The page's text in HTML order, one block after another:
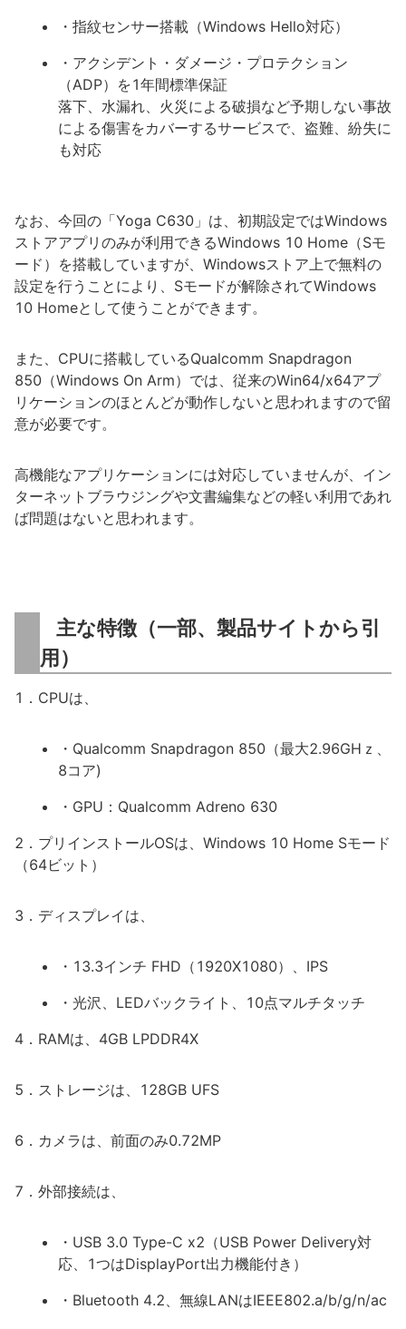
・指紋センサー搭載（Windows Hello対応）
・アクシデント・ダメージ・プロテクション
（ADP）を1年間標準保証
落下、水漏れ、火災による破損など予期しない事故
による傷害をカバーするサービスで、盗難、紛失に
も対応
なお、今回の「Yoga C630」は、初期設定ではWindows
ストアアプリのみが利用できるWindows 10 Home（Sモ
ード）を搭載していますが、Windowsストア上で無料の
設定を行うことにより、Sモードが解除されてWindows
10 Homeとして使うことができます。
また、CPUに搭載しているQualcomm Snapdragon
850（Windows On Arm）では、従来のWin64/x64アプ
リケーションのほとんどが動作しないと思われますので留
意が必要です。
高機能なアプリケーションには対応していませんが、イン
ターネットブラウジングや文書編集などの軽い利用であれ
ば問題はないと思われます。
主な特徴（一部、製品サイトから引
用）
1．CPUは、
・Qualcomm Snapdragon 850（最大2.96GHｚ、
8コア)
・GPU：Qualcomm Adreno 630
2．プリインストールOSは、Windows 10 Home Sモード
（64ビット）
3．ディスプレイは、
・13.3インチ FHD（1920X1080）、IPS
・光沢、LEDバックライト、10点マルチタッチ
4．RAMは、4GB LPDDR4X
5．ストレージは、128GB UFS
6．カメラは、前面のみ0.72MP
7．外部接続は、
・USB 3.0 Type-C x2（USB Power Delivery対
応、1つはDisplayPort出力機能付き）
・Bluetooth 4.2、無線LANはIEEE802.a/b/g/n/ac